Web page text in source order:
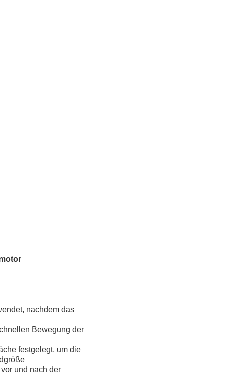
nachdem das
Bewegung der
festgelegt, um die
und nach der